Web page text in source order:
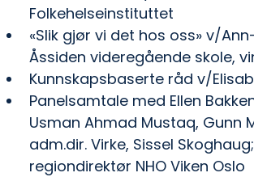
Folkehelseinstituttet
«Slik gjør vi det hos oss» v/
Åssiden videregående skole,
Kunnskapsbaserte råd v/
Panelsamtale med Ellen
Usman Ahmad Mustaq, Gunn
adm.dir. Virke, Sissel
regiondirektør NHO Viken Oslo